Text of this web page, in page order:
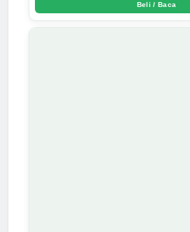
Beli / Baca